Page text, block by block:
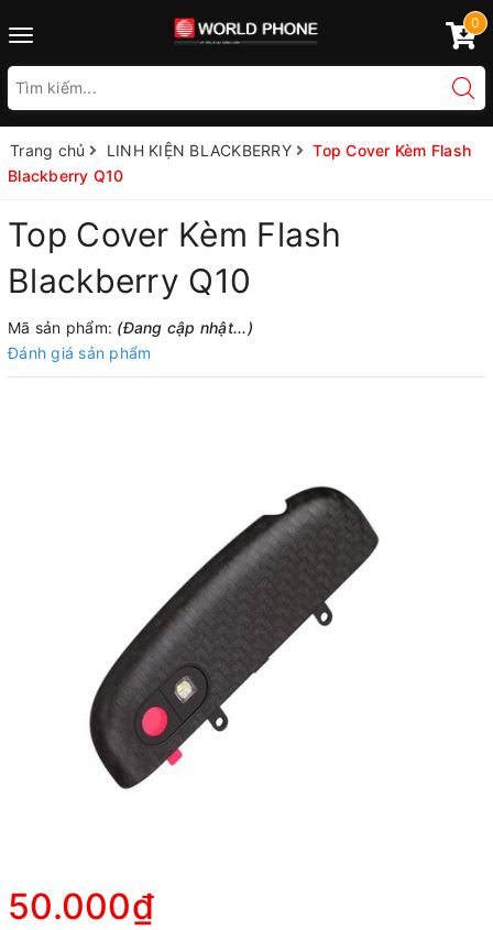
Toggle
0
Trang chủ LINH KIỆN BLACKBERRY
Top Cover Kèm Flash
Blackberry Q10
Top Cover Kèm Flash
Blackberry Q10
Mã sản phẩm: (Đang cập nhật...)
Đánh giá sản phẩm
50.000₫